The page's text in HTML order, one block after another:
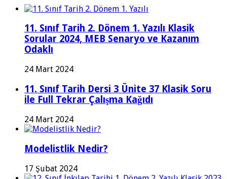
11. Sınıf Tarih 2. Dönem 1. Yazılı Klasik
Sorular 2024, MEB Senaryo ve Kazanım
Odaklı
24 Mart 2024
11. Sınıf Tarih Dersi 3 Ünite 37 Klasik Soru
ile Full Tekrar Çalışma Kağıdı
24 Mart 2024
Modelistlik Nedir?
17 Şubat 2024